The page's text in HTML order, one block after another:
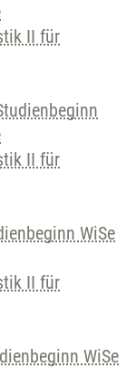
II für
II für
WiSe
II für
WiSe